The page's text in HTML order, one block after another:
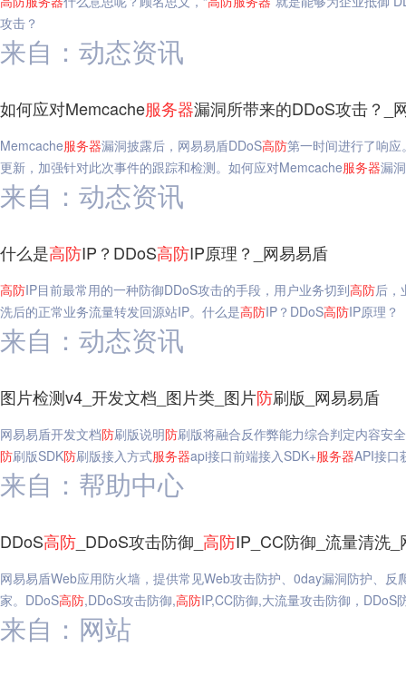
攻击？
来自：动态资讯
如何应对Memcache服务器漏洞所带来的DDoS攻击？_
Memcache服务器漏洞披露后，网易易盾DDoS高防第一时间进行了响
更新，加强针对此次事件的跟踪和检测。如何应对Memcache服务器漏
来自：动态资讯
什么是高防IP？DDoS高防IP原理？_网易易盾
高防IP目前最常用的一种防御DDoS攻击的手段，用户业务切到高防后，
洗后的正常业务流量转发回源站IP。什么是高防IP？DDoS高防IP原理？
来自：动态资讯
图片检测v4_开发文档_图片类_图片防刷版_网易易盾
网易易盾开发文档防刷版说明防刷版将融合反作弊能力综合判定内容安
防刷版SDK防刷版接入方式服务器api接口前端接入SDK+服务器API接口
来自：帮助中心
DDoS高防 _DDoS攻击防御_ 高防IP_CC防御_流量清洗_
网易易盾Web应用防火墙，提供常见Web攻击防护、0day漏洞防护、
家。DDoS高防,DDoS攻击防御,高防IP,CC防御,大流量攻击防御，DDoS
来自：网站